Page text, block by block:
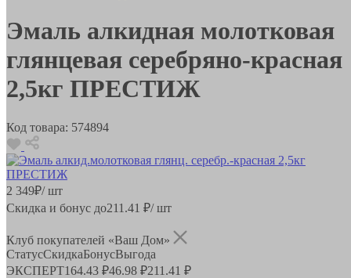
Эмаль алкидная молотковая
глянцевая серебряно-красная
2,5кг ПРЕСТИЖ
Код товара: 574894
2 349₽/ шт
Скидка и бонус до211.41 ₽/ шт
Клуб покупателей «Ваш Дом»
СтатусСкидкаБонусВыгода
ЭКСПЕРТ164.43 ₽46.98 ₽211.41 ₽